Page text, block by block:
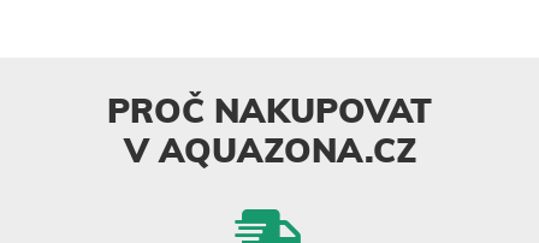
PROČ NAKUPOVAT
V AQUAZONA.CZ